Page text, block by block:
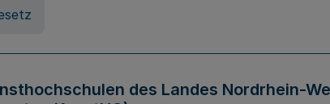
des Landes Nordrhein-